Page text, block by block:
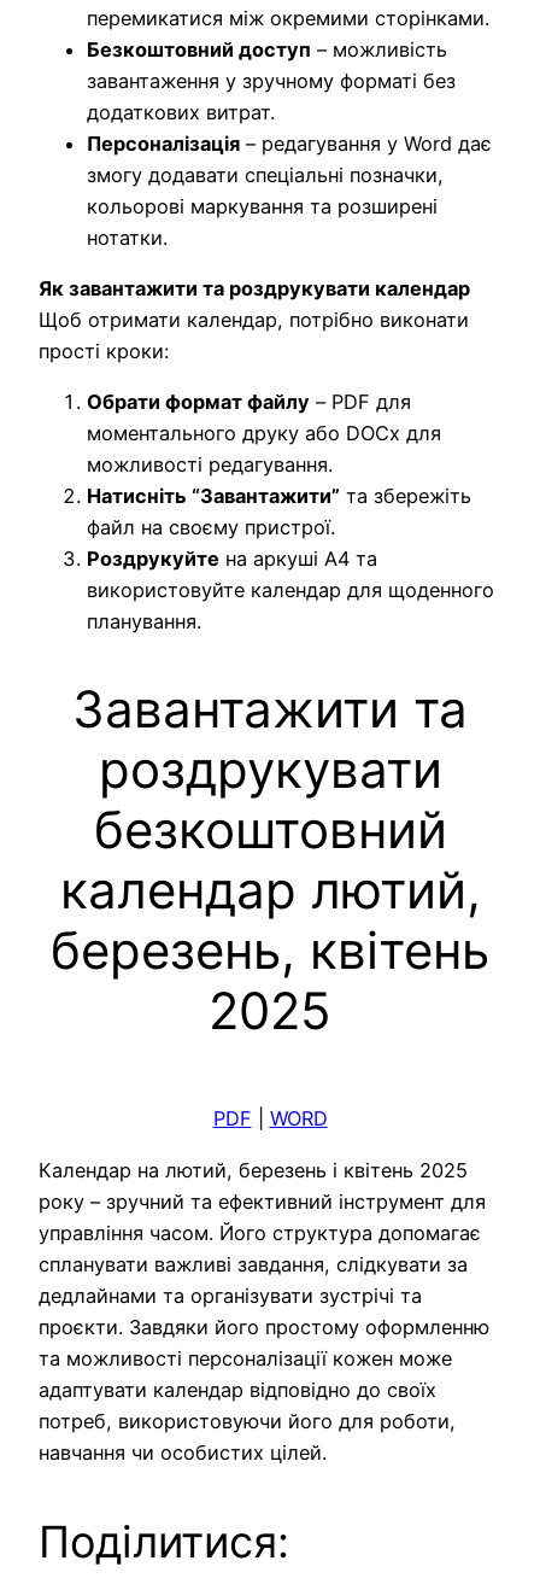
перемикатися між окремими сторінками.
Безкоштовний доступ – можливість
завантаження у зручному форматі без
додаткових витрат.
Персоналізація – редагування у Word дає
змогу додавати спеціальні позначки,
кольорові маркування та розширені
нотатки.
Як завантажити та роздрукувати календар
Щоб отримати календар, потрібно виконати
прості кроки:
Обрати формат файлу – PDF для
моментального друку або DOCx для
можливості редагування.
Натисніть “Завантажити” та збережіть
файл на своєму пристрої.
Роздрукуйте на аркуші A4 та
використовуйте календар для щоденного
планування.
Завантажити та
роздрукувати
безкоштовний
календар лютий,
березень, квітень
2025
PDF WORD
Календар на лютий, березень і квітень 2025
року – зручний та ефективний інструмент для
управління часом. Його структура допомагає
спланувати важливі завдання, слідкувати за
дедлайнами та організувати зустрічі та
проєкти. Завдяки його простому оформленню
та можливості персоналізації кожен може
адаптувати календар відповідно до своїх
потреб, використовуючи його для роботи,
навчання чи особистих цілей.
Поділитися: